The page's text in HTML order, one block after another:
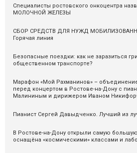
Специалисты ростовского онкоцентра
МОЛОЧНОЙ ЖЕЛЕЗЫ
СБОР СРЕДСТВ ДЛЯ НУЖД
Горячая линия
Безопасные поездки: как не заразиться
общественном транспорте?
Марафон «Мой Рахманинов» –
перед концертом в Ростове-на-Дону с
Малининым и дирижером Иваном
Пианист Сергей Давыдченко. Лучший из
В Ростове-на-Дону открыли самую
оснащёна «космическими» классами и